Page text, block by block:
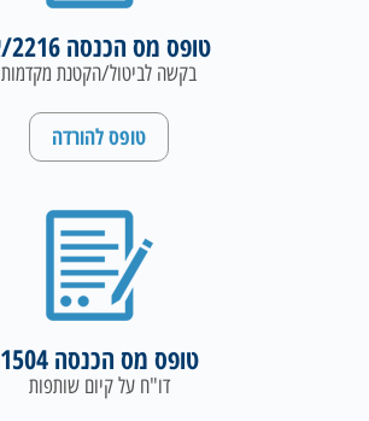
טופס מס הכנסה 2216/א
בקשה לביטול/הקטנת מקדמות
טופס להורדה
טופס מס הכנסה 1504
דו"ח על קיום שותפות